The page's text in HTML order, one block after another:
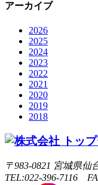
アーカイブ
2026
2025
2024
2023
2022
2021
2020
2019
2018
〒983-0821 宮城県仙
TEL:022-396-7116